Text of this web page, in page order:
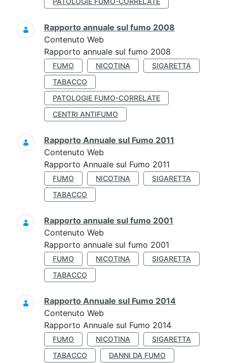
Rapporto annuale sul fumo 2008
Contenuto Web
Rapporto annuale sul fumo 2008
FUMO NICOTINA
SIGARETTA
TABACCO
PATOLOGIE FUMO-CORRELATE
CENTRI ANTIFUMO
Rapporto Annuale sul Fumo 2011
Contenuto Web
Rapporto Annuale sul Fumo 2011
FUMO NICOTINA
SIGARETTA
TABACCO
Rapporto annuale sul fumo 2001
Contenuto Web
Rapporto annuale sul fumo 2001
FUMO NICOTINA
SIGARETTA
TABACCO
Rapporto Annuale sul Fumo 2014
Contenuto Web
Rapporto Annuale sul Fumo 2014
FUMO NICOTINA
SIGARETTA
TABACCO
DANNI DA FUMO